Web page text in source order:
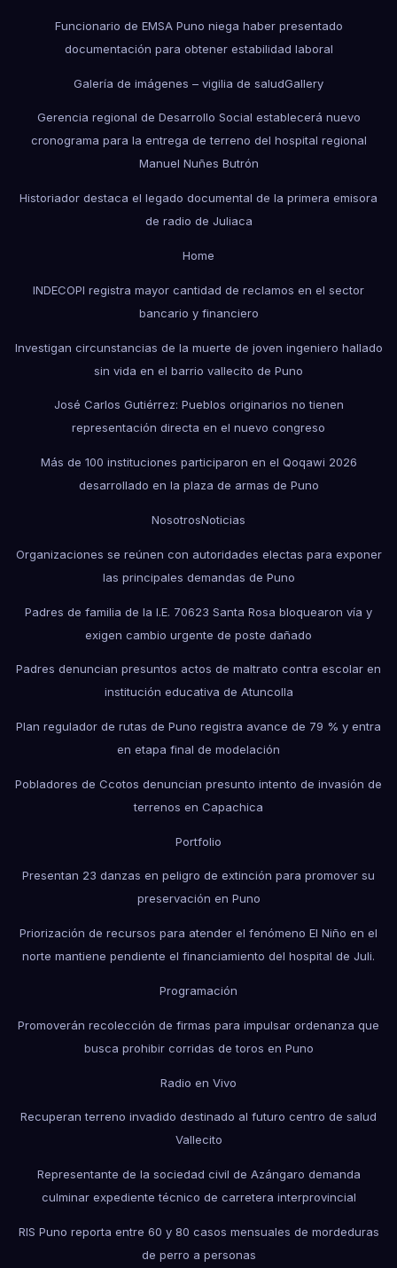
Funcionario de EMSA Puno niega haber presentado
documentación para obtener estabilidad laboral
Galería de imágenes – vigilia de saludGallery
Gerencia regional de Desarrollo Social establecerá nuevo
cronograma para la entrega de terreno del hospital regional
Manuel Nuñes Butrón
Historiador destaca el legado documental de la primera emisora
de radio de Juliaca
Home
INDECOPI registra mayor cantidad de reclamos en el sector
bancario y financiero
Investigan circunstancias de la muerte de joven ingeniero hallado
sin vida en el barrio vallecito de Puno
José Carlos Gutiérrez: Pueblos originarios no tienen
representación directa en el nuevo congreso
Más de 100 instituciones participaron en el Qoqawi 2026
desarrollado en la plaza de armas de Puno
NosotrosNoticias
Organizaciones se reúnen con autoridades electas para exponer
las principales demandas de Puno
Padres de familia de la I.E. 70623 Santa Rosa bloquearon vía y
exigen cambio urgente de poste dañado
Padres denuncian presuntos actos de maltrato contra escolar en
institución educativa de Atuncolla
Plan regulador de rutas de Puno registra avance de 79 % y entra
en etapa final de modelación
Pobladores de Ccotos denuncian presunto intento de invasión de
terrenos en Capachica
Portfolio
Presentan 23 danzas en peligro de extinción para promover su
preservación en Puno
Priorización de recursos para atender el fenómeno El Niño en el
norte mantiene pendiente el financiamiento del hospital de Juli.
Programación
Promoverán recolección de firmas para impulsar ordenanza que
busca prohibir corridas de toros en Puno
Radio en Vivo
Recuperan terreno invadido destinado al futuro centro de salud
Vallecito
Representante de la sociedad civil de Azángaro demanda
culminar expediente técnico de carretera interprovincial
RIS Puno reporta entre 60 y 80 casos mensuales de mordeduras
de perro a personas